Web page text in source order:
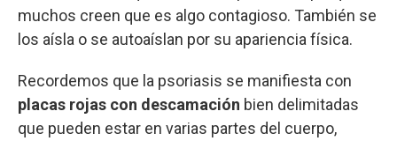
muchos creen que es algo contagioso. También se
los aísla o se autoaíslan por su apariencia física.
Recordemos que la psoriasis se manifiesta con
placas rojas con descamación bien delimitadas
que pueden estar en varias partes del cuerpo,